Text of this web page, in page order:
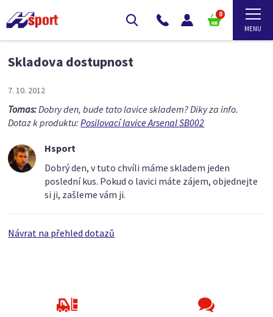
0
Skladova dostupnost
7. 10. 2012
Tomas:Dobry den, bude tato lavice skladem? Diky za info.
Dotaz k produktu:Posilovací lavice Arsenal SB002
Hsport
Dobrý den, v tuto chvíli máme skladem jeden
poslední kus. Pokud o lavici máte zájem, objednejte
si ji, zašleme vám ji.
Návrat na přehled dotazů